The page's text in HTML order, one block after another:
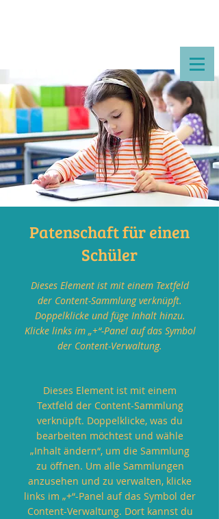
Patenschaft für einen
Schüler
Dieses Element ist mit einem Textfeld
der Content-Sammlung verknüpft.
Doppelklicke und füge Inhalt hinzu.
Klicke links im „+“-Panel auf das Symbol
der Content-Verwaltung.
Dieses Element ist mit einem
Textfeld der Content-Sammlung
verknüpft. Doppelklicke, was du
bearbeiten möchtest und wähle
„Inhalt ändern“, um die Sammlung
zu öffnen. Um alle Sammlungen
anzusehen und zu verwalten, klicke
links im „+“-Panel auf das Symbol der
Content-Verwaltung. Dort kannst du